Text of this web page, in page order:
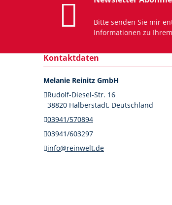
Kontaktdaten
Melanie Reinitz GmbH
Rudolf-Diesel-Str. 16
38820 Halberstadt, Deutschland
03941/570894
03941/603297
info@reinwelt.de
Bitte senden Sie mir
Informationen zu